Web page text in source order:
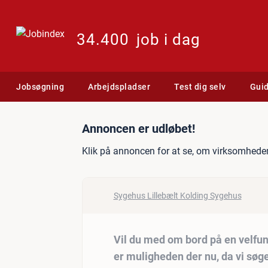
34.400 job i dag
Jobsøgning Arbejdspladser Test dig selv
Jobannonce: Vil du med
Annoncen er udløbet!
Klik på annoncen for at se, om
Sygehus Lillebælt Kolding Sygehus
Vil du med om bord på en
er muligheden der nu, da vi